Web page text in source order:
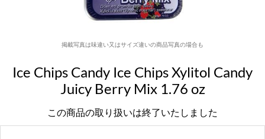
掲載写真は味違い又はサイズ違いの商品写真の場合も
Ice Chips Candy Ice Chips Xylitol Candy
Juicy Berry Mix 1.76 oz
この商品の取り扱いは終了いたしました